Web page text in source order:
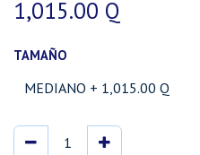
1,015.00 Q
TAMAÑO